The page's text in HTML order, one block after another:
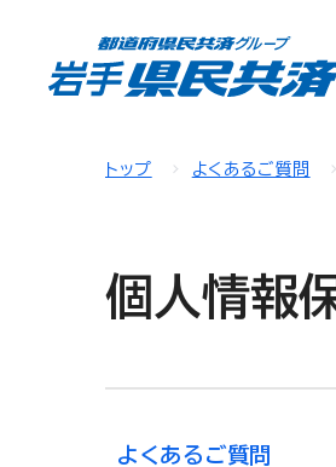
トップ よくあるご質問
個人情報
よくあるご質問